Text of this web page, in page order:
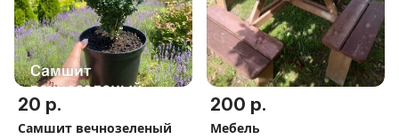
20 р.
Самшит вечнозеленый
200 р.
Мебель